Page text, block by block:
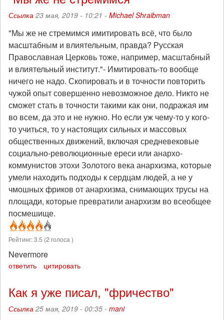
Ссылка 23 мая, 2019 - 10:21 - Michael Shraibman
"Мы же не стремимся имитировать всё, что было
масштабным и влиятельным, правда? Русская
Православная Церковь тоже, например, масштабный
и влиятельный институт."- Имитировать-то вообще
ничего не надо. Скопировать и в точности повторить
чужой опыт совершенно невозможное дело. Никто не
сможет стать в точности такими как они, подражая им
во всем, да это и не нужно. Но если уж чему-то у кого-
то учиться, то у настоящих сильных и массовых
общественных движений, включая средневековые
социально-революционные ереси или анархо-
коммунистов этохи Золотого века анархизма, которые
умели находить подходы к сердцам людей, а не у
чмошных фриков от анархизма, снимающих трусы на
площади, которые превратили анархизм во всеобщее
посмешище.
Рейтинг:3.5 (2 голоса )
Nevermore
ответить цитировать
Как я уже писал, "фричество"
Ссылка 25 мая, 2019 - 00:35 - mani